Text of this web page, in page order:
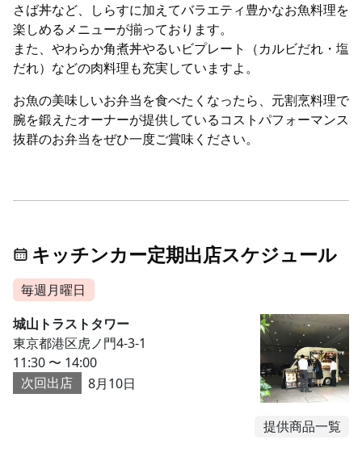
さば丼など、しらすに加えてバラエティ豊かなお魚料理を
楽しめるメニューが揃っております。
また、やわらか角煮丼やるいビプレート（カルビだれ・塩
だれ）などの肉料理も充実していますよ。
お魚の美味しいお弁当を食べたくなったら、元割烹料理で
腕を鍛えたオーナーが提供しているコストパフォーマンス
抜群のお弁当をぜひ一度ご賞味ください。
キッチンカー定期出店スケジュール
毎週月曜日
城山トラストタワー
東京都港区虎ノ門4-3-1
11:30 〜 14:00
次回出店
8月10日
提供商品一覧